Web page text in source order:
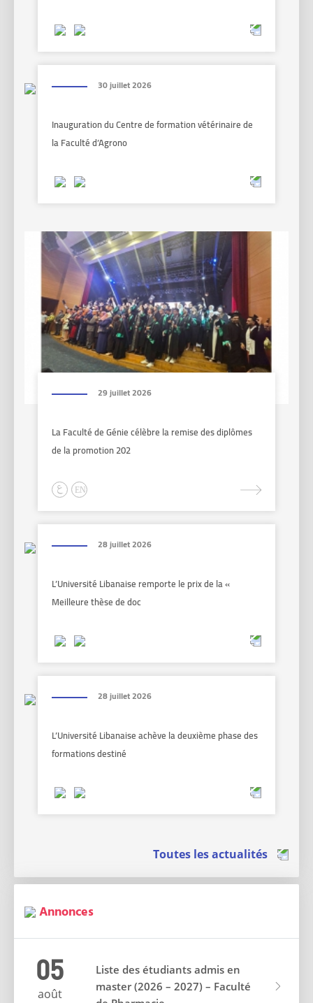
30 juillet 2026
Inauguration du Centre de formation vétérinaire de
la Faculté d’Agrono
29 juillet 2026
La Faculté de Génie célèbre la remise des diplômes
de la promotion 202
28 juillet 2026
L’Université Libanaise remporte le prix de la «
Meilleure thèse de doc
28 juillet 2026
L’Université Libanaise achève la deuxième phase des
formations destiné
Toutes les actualités
Annonces
05
août
Liste des étudiants admis en
master (2026 – 2027) – Faculté